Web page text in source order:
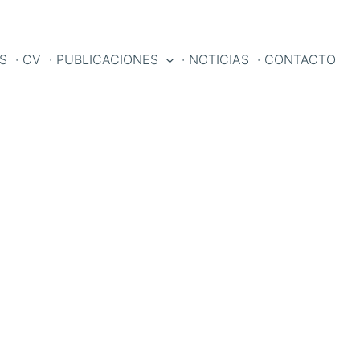
· CV · PUBLICACIONES · NOTICIAS · CONTACTO